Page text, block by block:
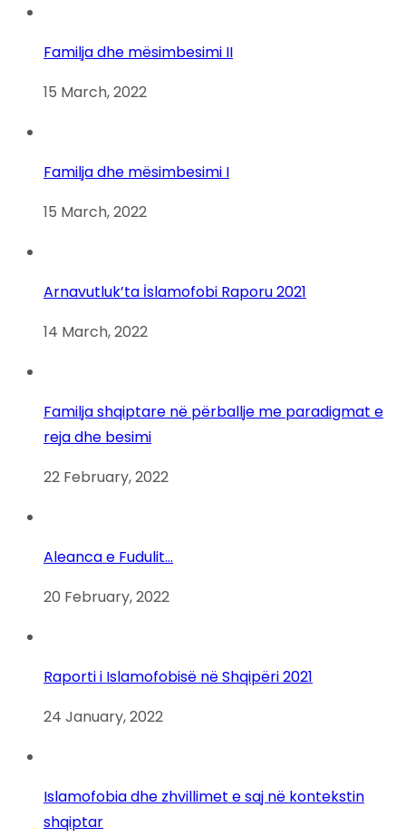
Familja dhe mësimbesimi II
15 March, 2022
Familja dhe mësimbesimi I
15 March, 2022
Arnavutluk’ta İslamofobi Raporu 2021
14 March, 2022
Familja shqiptare në përballje me paradigmat e
reja dhe besimi
22 February, 2022
Aleanca e Fudulit…
20 February, 2022
Raporti i Islamofobisë në Shqipëri 2021
24 January, 2022
Islamofobia dhe zhvillimet e saj në kontekstin
shqiptar